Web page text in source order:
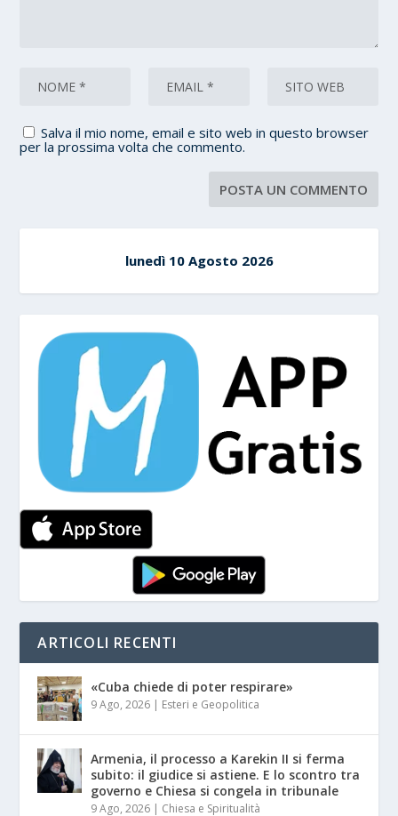
Salva il mio nome, email e sito web in questo browser
per la prossima volta che commento.
lunedì 10 Agosto 2026
ARTICOLI RECENTI
«Cuba chiede di poter respirare»
9 Ago, 2026 | Esteri e Geopolitica
Armenia, il processo a Karekin II si ferma
subito: il giudice si astiene. E lo scontro tra
governo e Chiesa si congela in tribunale
9 Ago, 2026 | Chiesa e Spiritualità